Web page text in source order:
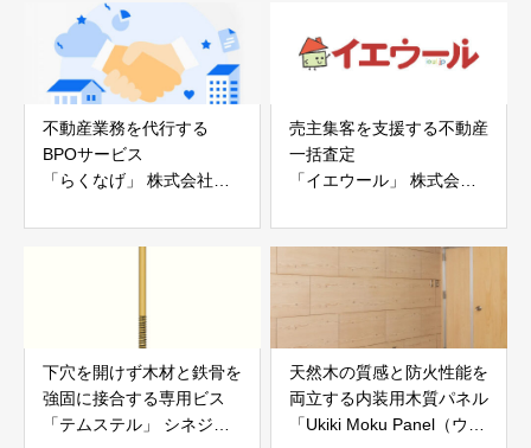
不動産業務を代行する
BPOサービス
「らくなげ」 株式会社い
売主集客を支援する不動産
一括査定
「イエウール」 株式会社
下穴を開けず木材と鉄骨を
強固に接合する専用ビス
「テムステル」 シネジッ
天然木の質感と防火性能を
両立する内装用木質パネル
「Ukiki Moku Panel（ウキ